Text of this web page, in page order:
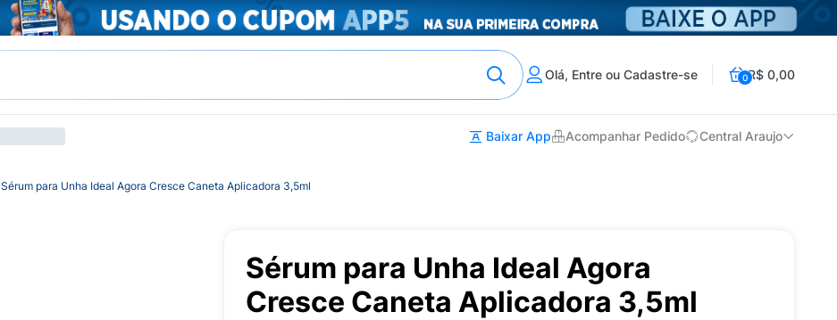
Olá, Entre ou Cadastre-se 0R$ 0,00
Baixar App Acompanhar Pedido Central Araujo
Sérum para Unha Ideal Agora Cresce Caneta Aplicadora 3,5ml
Sérum para Unha Ideal Agora
Cresce Caneta Aplicadora 3,5ml